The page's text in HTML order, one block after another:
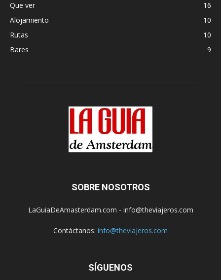
Que ver
16
Alojamiento
10
Rutas
10
Bares
9
SOBRE NOSOTROS
LaGuiaDeAmasterdam.com - info@theviajeros.com
Contáctanos: info@theviajeros.com
SÍGUENOS